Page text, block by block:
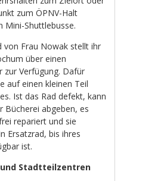
zum ÖPNV-Halt
Mini-Shuttlebusse.
von Frau Nowak stellt ihr
über einen
zur Verfügung. Dafür
auf einen kleinen Teil
Ist das Rad defekt, kann
Bücherei abgeben, es
repariert und sie
Ersatzrad, bis ihres
ist.
Stadtteilzentren